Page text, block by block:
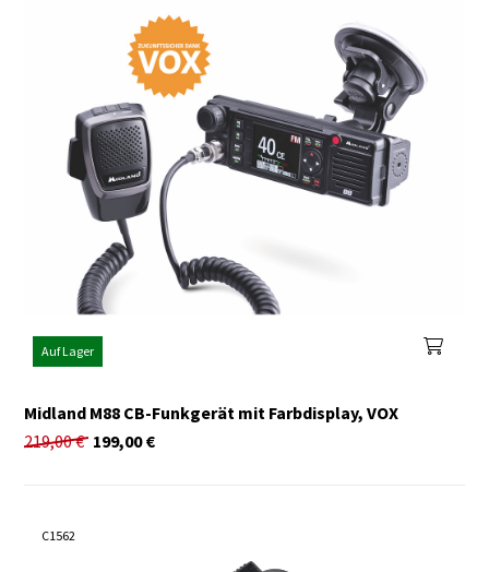
Auf Lager
Midland M88 CB-Funkgerät mit Farbdisplay, VOX
219,00€ €
199,00
C1562